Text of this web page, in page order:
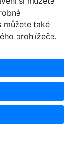
můžete také
prohlížeče.